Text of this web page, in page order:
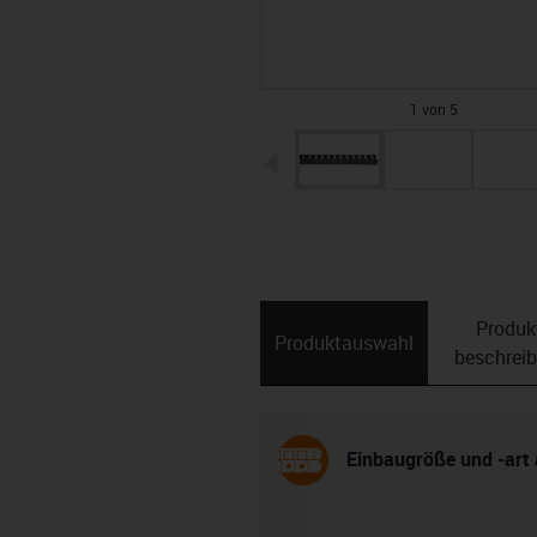
1 von 5
igus-icon-arrow-left
Produktauswahl
Einbaugröße und -art